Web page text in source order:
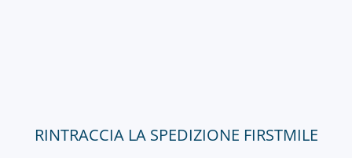
RINTRACCIA LA SPEDIZIONE FIRSTMILE